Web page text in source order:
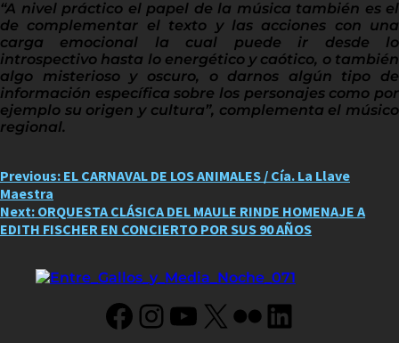
“A nivel práctico el papel de la música también es el
de complementar el texto y las acciones con una
carga emocional la cual puede ir desde lo
introspectivo hasta lo energético y caótico, o también
algo misterioso y oscuro, o darnos algún tipo de
información específica sobre los personajes como por
ejemplo su origen y cultura”, complementa el músico
regional.
Post
navigation
Previous: EL CARNAVAL DE LOS ANIMALES / Cía. La Llave
Maestra
Next: ORQUESTA CLÁSICA DEL MAULE RINDE HOMENAJE A
EDITH FISCHER EN CONCIERTO POR SUS 90 AÑOS
Facebook
Instagram
YouTube
X FlickrLinkedIn